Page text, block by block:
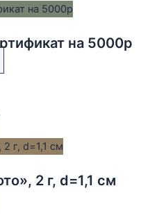
на 5000р
2 г, d=1,1 см